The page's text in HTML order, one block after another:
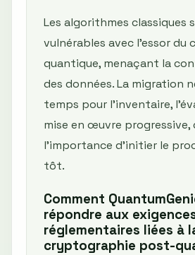
Les algorithmes classiques
vulnérables avec l’essor du
quantique, menaçant la
des données. La migration
temps pour l’inventaire,
mise en œuvre progressive,
l’importance d’initier le
tôt.
Comment
répondre aux
réglementaires liées à
cryptographie post-